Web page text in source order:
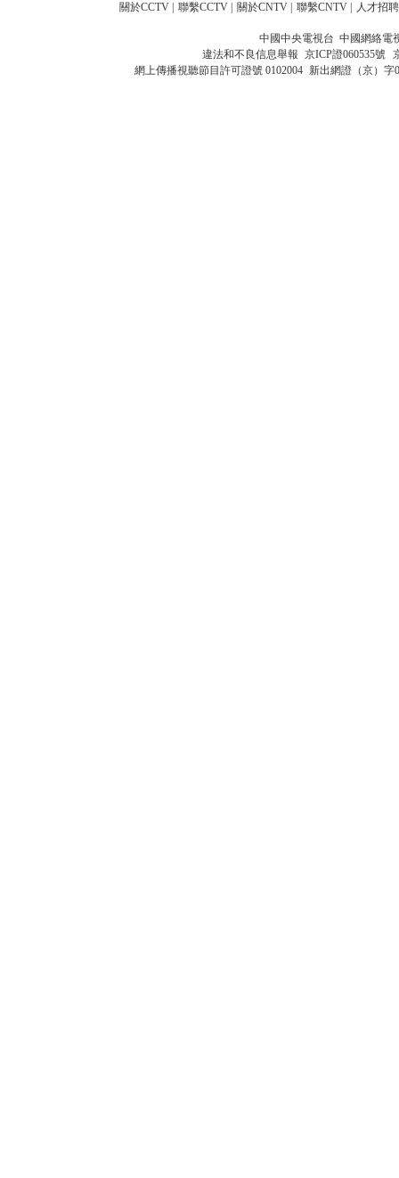
關於CCTV 聯繫CCTV 關於CNTV 聯繫CNTV 人才招聘
中國中央電視台 中國網絡電
違法和不良信息舉報 京ICP證060535號
網上傳播視聽節目許可證號 0102004 新出網證（京）